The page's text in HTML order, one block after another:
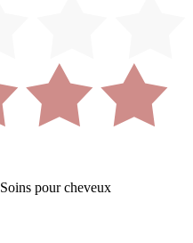
Soins pour cheveux